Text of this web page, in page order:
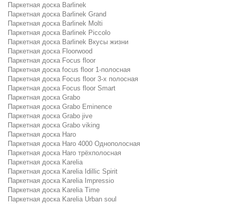
Паркетная доска Barlinek
Паркетная доска Barlinek Grand
Паркетная доска Barlinek Molti
Паркетная доска Barlinek Piccolo
Паркетная доска Barlinek Вкусы жизни
Паркетная доска Floorwood
Паркетная доска Focus floor
Паркетная доска focus floor 1-полосная
Паркетная доска Focus floor 3-х полосная
Паркетная доска Focus floor Smart
Паркетная доска Grabo
Паркетная доска Grabo Eminence
Паркетная доска Grabo jive
Паркетная доска Grabo viking
Паркетная доска Haro
Паркетная доска Haro 4000 Однополосная
Паркетная доска Haro трёхполосная
Паркетная доска Karelia
Паркетная доска Karelia Idillic Spirit
Паркетная доска Karelia Impressio
Паркетная доска Karelia Time
Паркетная доска Karelia Urban soul